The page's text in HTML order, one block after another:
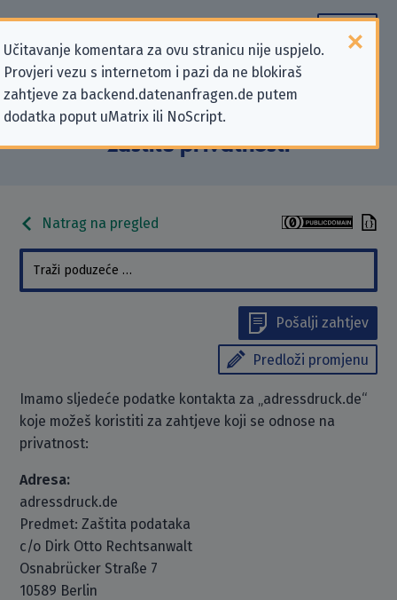
Učitavanje komentara za ovu stranicu nije uspjelo.
Provjeri vezu s internetom i pazi da ne blokiraš
zahtjeve za backend.datenanfragen.de putem
dodatka poput uMatrix ili NoScript.
Podaci kontakta „adressdruck.de”
koji se odnose na zahtjeve za
zaštitu privatnosti
Natrag na pregled
Pošalji zahtjev
Predloži promjenu
Imamo sljedeće podatke kontakta za „adressdruck.de“
koje možeš koristiti za zahtjeve koji se odnose na
privatnost:
Adresa:
adressdruck.de
Predmet: Zaštita podataka
c/o Dirk Otto Rechtsanwalt
Osnabrücker Straße 7
10589 Berlin